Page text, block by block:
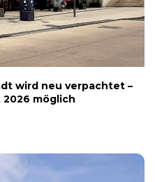
wird neu verpachtet –
möglich